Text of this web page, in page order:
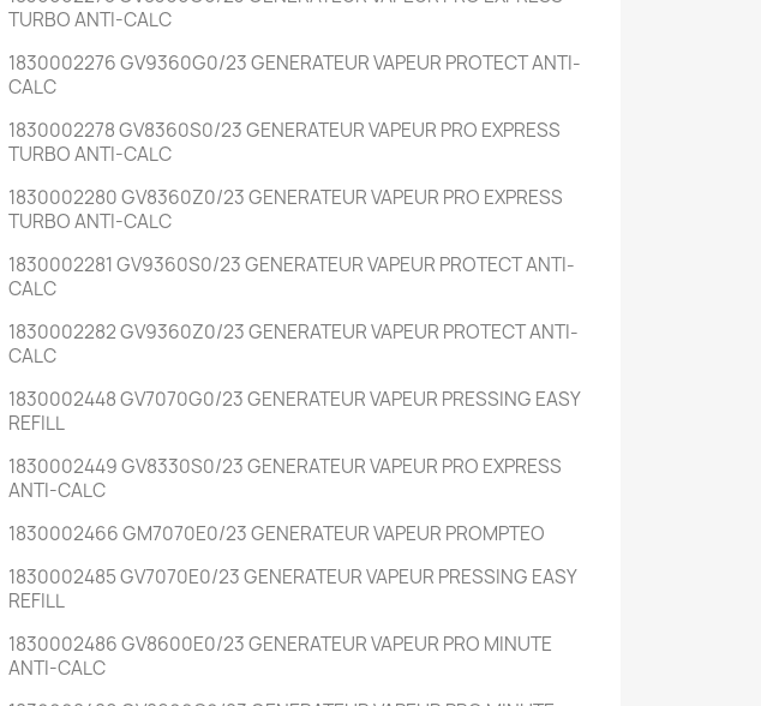
TURBO ANTI-CALC
1830002276 GV9360G0/23 GENERATEUR VAPEUR PROTECT ANTI-
CALC
1830002278 GV8360S0/23 GENERATEUR VAPEUR PRO EXPRESS
TURBO ANTI-CALC
1830002280 GV8360Z0/23 GENERATEUR VAPEUR PRO EXPRESS
TURBO ANTI-CALC
1830002281 GV9360S0/23 GENERATEUR VAPEUR PROTECT ANTI-
CALC
1830002282 GV9360Z0/23 GENERATEUR VAPEUR PROTECT ANTI-
CALC
1830002448 GV7070G0/23 GENERATEUR VAPEUR PRESSING EASY
REFILL
1830002449 GV8330S0/23 GENERATEUR VAPEUR PRO EXPRESS
ANTI-CALC
1830002466 GM7070E0/23 GENERATEUR VAPEUR PROMPTEO
1830002485 GV7070E0/23 GENERATEUR VAPEUR PRESSING EASY
REFILL
1830002486 GV8600E0/23 GENERATEUR VAPEUR PRO MINUTE
ANTI-CALC